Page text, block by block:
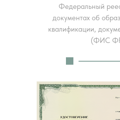
Федеральный
документах об
квалификации,
(ФИС